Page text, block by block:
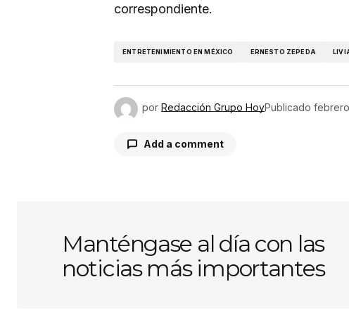
correspondiente.
ENTRETENIMIENTO EN MÉXICO ERNESTO ZEPEDA
por Redacción Grupo HoyPublicado
Add a comment
Comentario *
Manténgase al día con las
noticias más importantes